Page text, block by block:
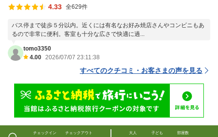
4.33 全629件
バス停まで徒歩５分以内。近くには有名なお好み焼店さんやコンビニもあ
るので非常に便利。客室も十分な広さで快適に過...
tomo3350
4.00 2026/07/07 23:11:38
すべてのクチコミ・お客さまの声を見る
チェックイン チェックアウト 大人 子ども 部屋数